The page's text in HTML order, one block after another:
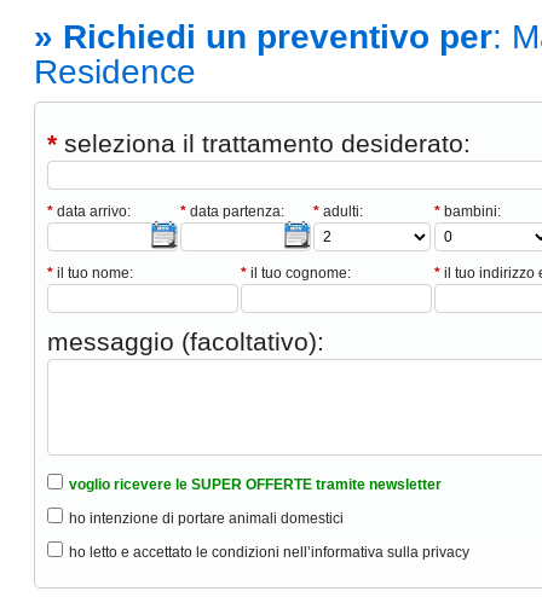
» Richiedi un preventivo per:
Residence
*seleziona il trattamento desiderato:
*data arrivo: *data partenza: *adulti: *bambini:
*il tuo nome: *il tuo cognome: *il tuo indirizzo
messaggio (facoltativo):
voglio ricevere le SUPER OFFERTE tramite newsletter
ho intenzione di portare animali domestici
ho letto e accettato le condizioni nell’informativa sulla privacy